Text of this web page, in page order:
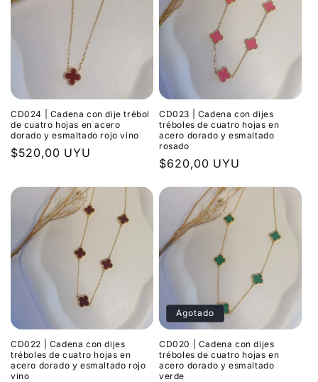
CD024 | Cadena con dije trébol
de cuatro hojas en acero
dorado y esmaltado rojo vino
Precio
$520,00 UYU
CD023 | Cadena con dijes
tréboles de cuatro hojas en
acero dorado y esmaltado
rosado
Precio
$620,00 UYU
CD022 | Cadena con dijes
tréboles de cuatro hojas en
acero dorado y esmaltado rojo
vino
Agotado
CD020 | Cadena con dijes
tréboles de cuatro hojas en
acero dorado y esmaltado
verde